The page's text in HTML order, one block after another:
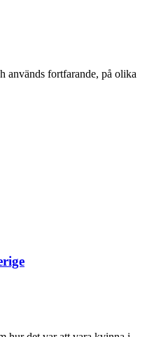
används fortfarande, på olika